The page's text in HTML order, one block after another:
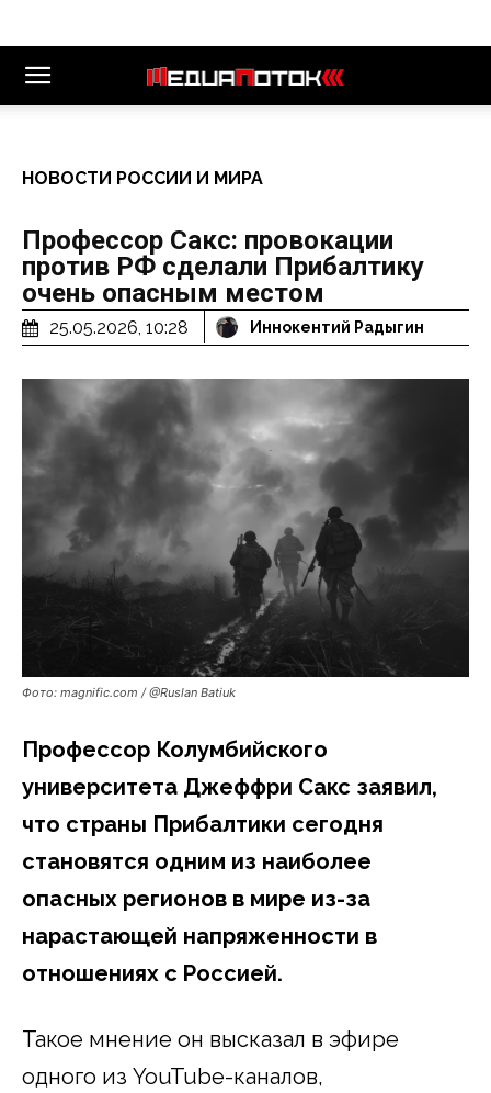
НОВОСТИ РОССИИ И МИРА
Профессор Сакс: провокации
против РФ сделали Прибалтику
очень опасным местом
25.05.2026, 10:28 Иннокентий Радыгин
Фото: magnific.com / @Ruslan Batiuk
Профессор Колумбийского
университета Джеффри Сакс заявил,
что страны Прибалтики сегодня
становятся одним из наиболее
опасных регионов в мире из-за
нарастающей напряженности в
отношениях с Россией.
Такое мнение он высказал в эфире
одного из YouTube-каналов,